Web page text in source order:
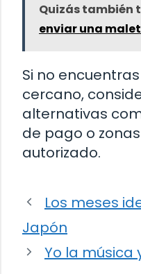
Quizás también
enviar una
Si no
cercano,
alternativas
de pago o
autorizado.
Los meses
Japón
Yo la música